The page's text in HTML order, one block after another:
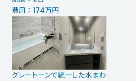
費用 ： 174万円
グレートーンで統一した水まわ